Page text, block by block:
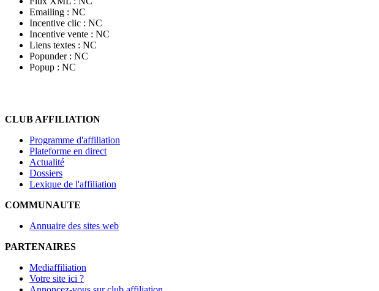
Emailing : NC
Incentive clic : NC
Incentive vente : NC
Liens textes : NC
Popunder : NC
Popup : NC
CLUB AFFILIATION
Programme d'affiliation
Plateforme en direct
Actualité
Dossiers
Lexique de l'affiliation
COMMUNAUTE
Annuaire des sites web
PARTENAIRES
Mediaffiliation
Votre site ici ?